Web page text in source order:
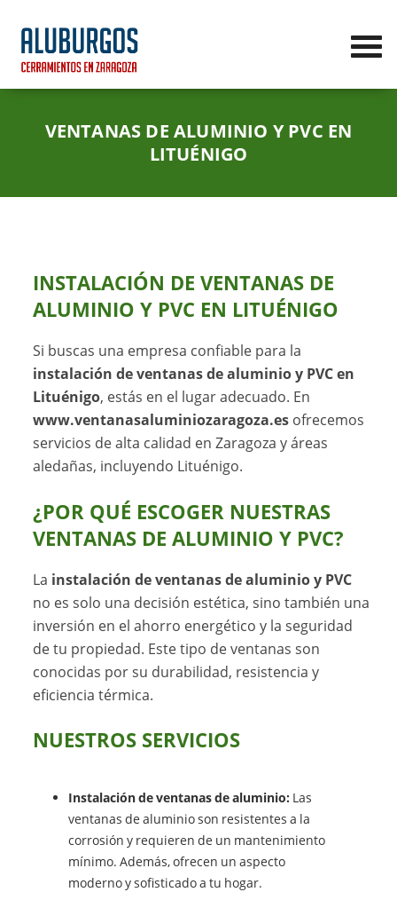
VENTANAS DE ALUMINIO Y PVC EN
LITUÉNIGO
INSTALACIÓN DE VENTANAS DE
ALUMINIO Y PVC EN LITUÉNIGO
Si buscas una empresa confiable para la
instalación de ventanas de aluminio y PVC en
Lituénigo, estás en el lugar adecuado. En
www.ventanasaluminiozaragoza.es ofrecemos
servicios de alta calidad en Zaragoza y áreas
aledañas, incluyendo Lituénigo.
¿POR QUÉ ESCOGER NUESTRAS
VENTANAS DE ALUMINIO Y PVC?
La instalación de ventanas de aluminio y PVC
no es solo una decisión estética, sino también una
inversión en el ahorro energético y la seguridad
de tu propiedad. Este tipo de ventanas son
conocidas por su durabilidad, resistencia y
eficiencia térmica.
NUESTROS SERVICIOS
Instalación de ventanas de aluminio: Las
ventanas de aluminio son resistentes a la
corrosión y requieren de un mantenimiento
mínimo. Además, ofrecen un aspecto
moderno y sofisticado a tu hogar.